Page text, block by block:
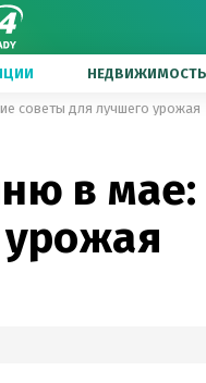
НЕДВИЖИМОСТЬ
советы для лучшего урожая
в